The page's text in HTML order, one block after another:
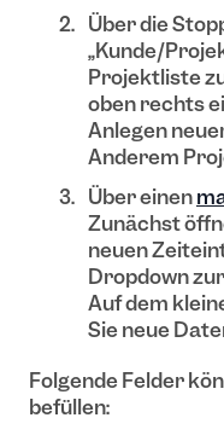
Über die
„Kunde/
Projektliste
oben rechts
Anlegen
Anderem
Über einen
Zunächst
neuen
Dropdown
Auf dem
Sie neue
Folgende Felder
befüllen: